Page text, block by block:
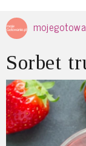
Sorbet